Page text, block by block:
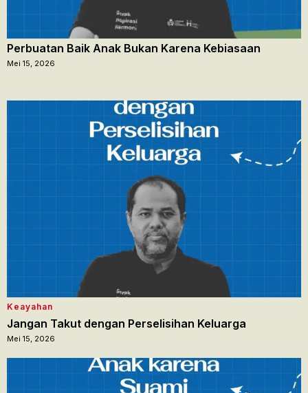
Perbuatan Baik Anak Bukan Karena Kebiasaan
Mei 15, 2026
Keayahan
Jangan Takut dengan Perselisihan Keluarga
Mei 15, 2026